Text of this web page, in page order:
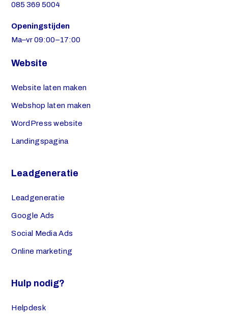
085 369 5004
Openingstijden
Ma–vr 09:00–17:00
Website
Website laten maken
Webshop laten maken
WordPress website
Landingspagina
Leadgeneratie
Leadgeneratie
Google Ads
Social Media Ads
Online marketing
Hulp nodig?
Helpdesk